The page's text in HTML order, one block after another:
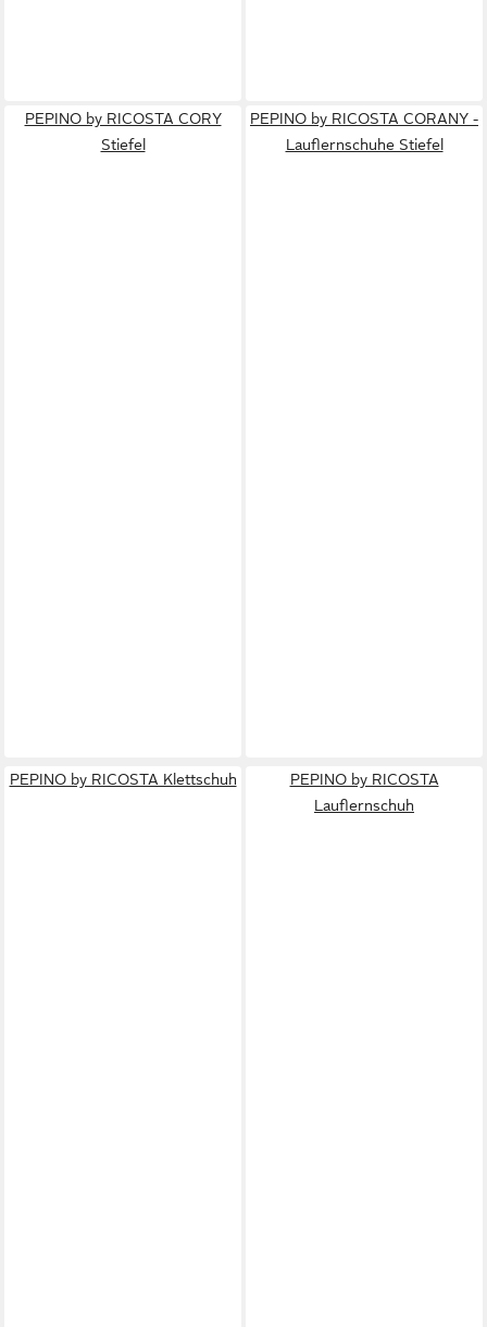
PEPINO by RICOSTA CORY
Stiefel
PEPINO by RICOSTA CORANY -
Lauflernschuhe Stiefel
PEPINO by RICOSTA Klettschuh
PEPINO by RICOSTA
Lauflernschuh